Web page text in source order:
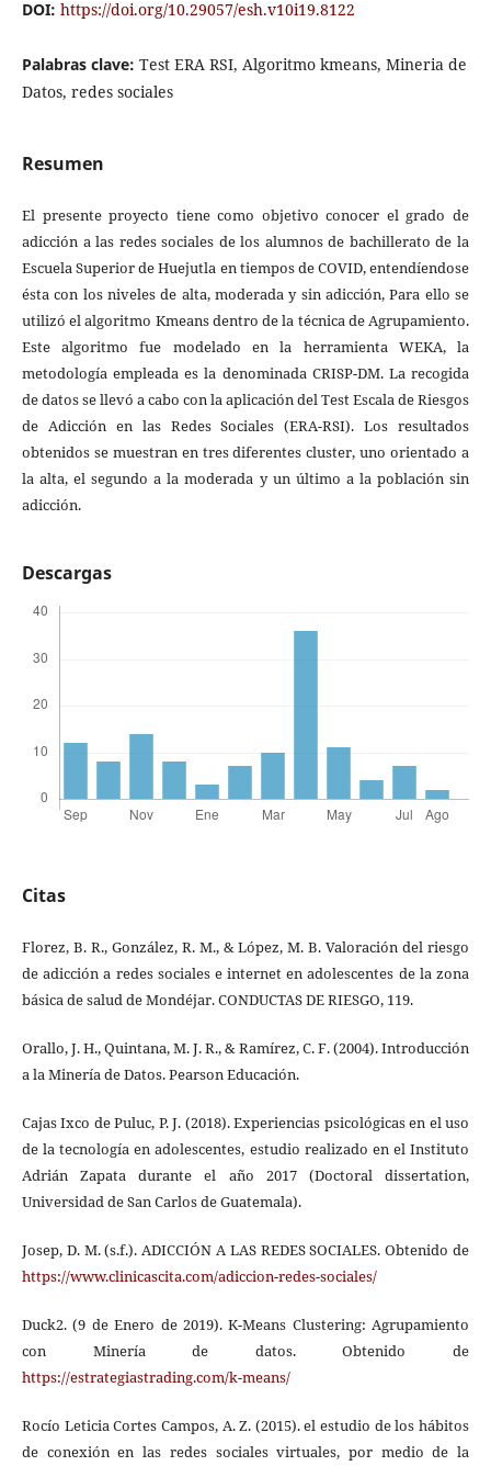
DOI: https://doi.org/10.29057/esh.v10i19.8122
Palabras clave: Test ERA RSI, Algoritmo kmeans, Mineria de
Datos, redes sociales
Resumen
El presente proyecto tiene como objetivo conocer el grado de
adicción a las redes sociales de los alumnos de bachillerato de la
Escuela Superior de Huejutla en tiempos de COVID, entendíendose
ésta con los niveles de alta, moderada y sin adicción, Para ello se
utilizó el algoritmo Kmeans dentro de la técnica de Agrupamiento.
Este algoritmo fue modelado en la herramienta WEKA, la
metodología empleada es la denominada CRISP-DM. La recogida
de datos se llevó a cabo con la aplicación del Test Escala de Riesgos
de Adicción en las Redes Sociales (ERA-RSI). Los resultados
obtenidos se muestran en tres diferentes cluster, uno orientado a
la alta, el segundo a la moderada y un último a la población sin
adicción.
Descargas
Citas
Florez, B. R., González, R. M., & López, M. B. Valoración del riesgo
de adicción a redes sociales e internet en adolescentes de la zona
básica de salud de Mondéjar. CONDUCTAS DE RIESGO, 119.
Orallo, J. H., Quintana, M. J. R., & Ramírez, C. F. (2004). Introducción
a la Minería de Datos. Pearson Educación.
Cajas Ixco de Puluc, P. J. (2018). Experiencias psicológicas en el uso
de la tecnología en adolescentes, estudio realizado en el Instituto
Adrián Zapata durante el año 2017 (Doctoral dissertation,
Universidad de San Carlos de Guatemala).
Josep, D. M. (s.f.). ADICCIÓN A LAS REDES SOCIALES. Obtenido de
https://www.clinicascita.com/adiccion-redes-sociales/
Duck2. (9 de Enero de 2019). K-Means Clustering: Agrupamiento
con Minería de datos. Obtenido de
https://estrategiastrading.com/k-means/
Rocío Leticia Cortes Campos, A. Z. (2015). el estudio de los hábitos
de conexión en las redes sociales virtuales, por medio de la